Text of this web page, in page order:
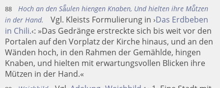
88
Hoch an den Saͤulen hiengen Knaben, Und hielten ihre Muͤtzen
in der Hand.
Vgl. Kleists Formulierung in ›Das Erdbeben
in Chili.‹: »Das Gedränge erstreckte sich bis weit vor den
Portalen auf den Vorplatz der Kirche hinaus, und an den
Wänden hoch, in den Rahmen der Gemählde, hingen
Knaben, und hielten mit erwartungsvollen Blicken ihre
Mützen in der Hand.«